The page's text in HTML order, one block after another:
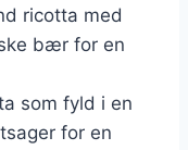
ricotta med
bær for en
som fyld i en
for en